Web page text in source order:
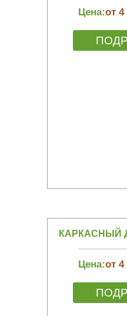
Цена:от 4
КАРКАСНЫЙ
Цена:от 4